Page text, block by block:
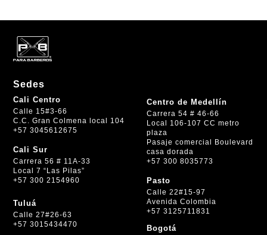
Sedes
Cali Centro
Calle 15#3-66
C.C. Gran Colmena local 104
+57 3045612675
Cali Sur
Carrera 56 # 11A-33
Local 7 “Las Pilas”
+57 300 2154960
Tuluá
Calle 27#26-63
+57 3015434470
Centro de Medellín
Carrera 54 # 46-66
Local 106-107 CC metro
plaza
Pasaje comercial Boulevard
casa dorada
+57 300 8035773
Pasto
Calle 22#15-97
Avenida Colombia
+57 3125711831
Bogotá